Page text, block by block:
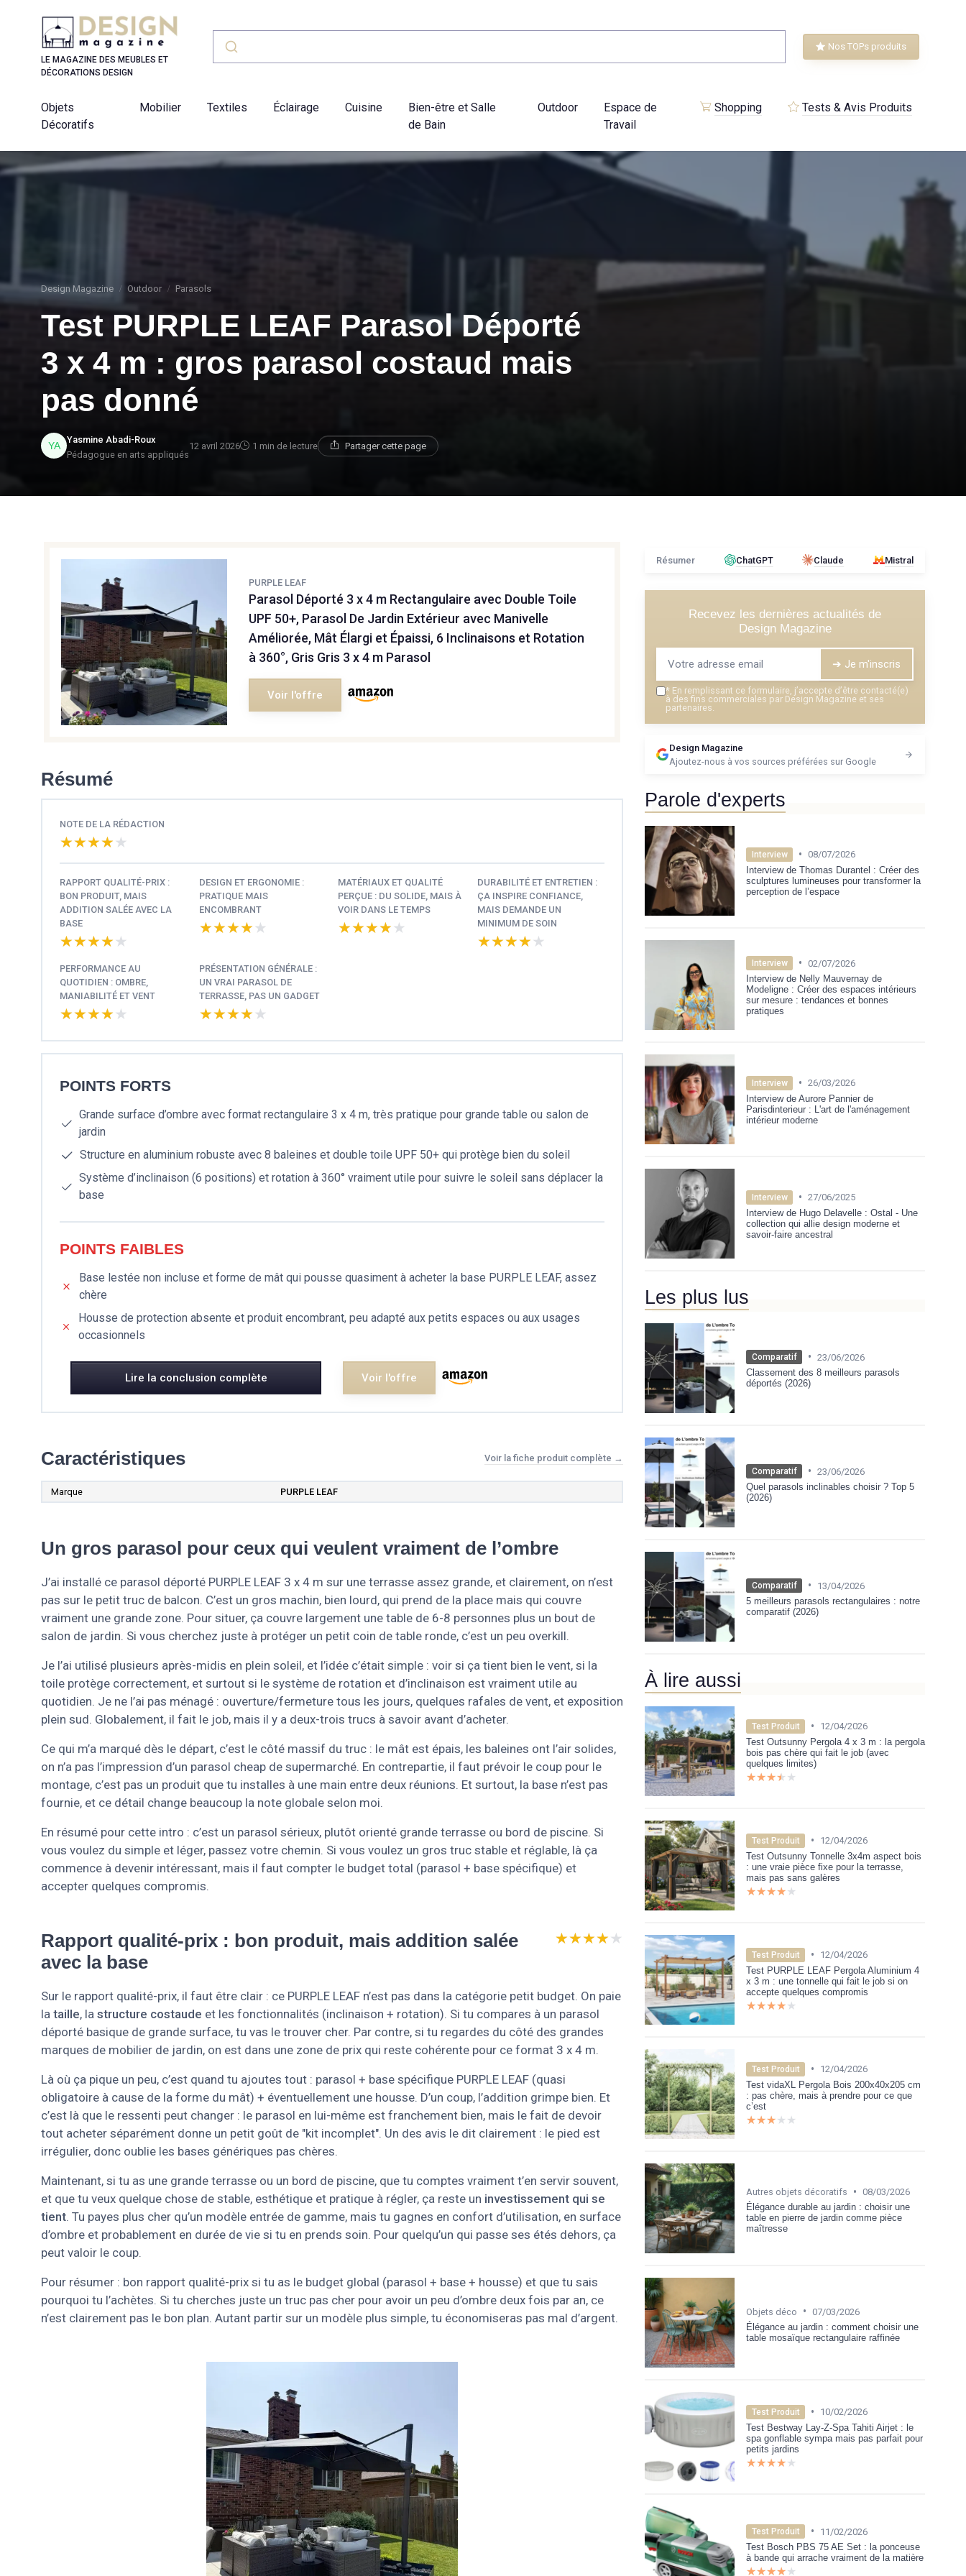
LE MAGAZINE DES MEUBLES ET
DÉCORATIONS DESIGN
Nos TOPs produits
Objets
Décoratifs
Mobilier Textiles Éclairage Cuisine
Bien-être et Salle
de Bain
Outdoor
Espace de
Travail
Shopping Tests & Avis Produits
Design Magazine Outdoor Parasols
Test PURPLE LEAF Parasol Déporté
3 x 4 m : gros parasol costaud mais
pas donné
Yasmine Abadi-Roux
Pédagogue en arts appliqués
12 avril 2026 1 min de lecture Partager cette page
PURPLE LEAF
Parasol Déporté 3 x 4 m Rectangulaire avec Double Toile
UPF 50+, Parasol De Jardin Extérieur avec Manivelle
Améliorée, Mât Élargi et Épaissi, 6 Inclinaisons et Rotation
à 360°, Gris Gris 3 x 4 m Parasol
Voir l'offre
Résumé
NOTE DE LA RÉDACTION
★★★★★
★★★★★
RAPPORT QUALITÉ-PRIX :
BON PRODUIT, MAIS
ADDITION SALÉE AVEC LA
BASE
★★★★★
★★★★★
DESIGN ET ERGONOMIE :
PRATIQUE MAIS
ENCOMBRANT
★★★★★
★★★★★
MATÉRIAUX ET QUALITÉ
PERÇUE : DU SOLIDE, MAIS À
VOIR DANS LE TEMPS
★★★★★
★★★★★
DURABILITÉ ET ENTRETIEN :
ÇA INSPIRE CONFIANCE,
MAIS DEMANDE UN
MINIMUM DE SOIN
★★★★★
★★★★★
PERFORMANCE AU
QUOTIDIEN : OMBRE,
MANIABILITÉ ET VENT
★★★★★
★★★★★
PRÉSENTATION GÉNÉRALE :
UN VRAI PARASOL DE
TERRASSE, PAS UN GADGET
★★★★★
★★★★★
POINTS FORTS
Grande surface d’ombre avec format rectangulaire 3 x 4 m, très pratique pour grande table ou salon de
jardin
Structure en aluminium robuste avec 8 baleines et double toile UPF 50+ qui protège bien du soleil
Système d’inclinaison (6 positions) et rotation à 360° vraiment utile pour suivre le soleil sans déplacer la
base
POINTS FAIBLES
Base lestée non incluse et forme de mât qui pousse quasiment à acheter la base PURPLE LEAF, assez
chère
Housse de protection absente et produit encombrant, peu adapté aux petits espaces ou aux usages
occasionnels
Lire la conclusion complète Voir l'offre
Caractéristiques Voir la fiche produit complète →
Marque PURPLE LEAF
Un gros parasol pour ceux qui veulent vraiment de l’ombre
J’ai installé ce parasol déporté PURPLE LEAF 3 x 4 m sur une terrasse assez grande, et clairement, on n’est
pas sur le petit truc de balcon. C’est un gros machin, bien lourd, qui prend de la place mais qui couvre
vraiment une grande zone. Pour situer, ça couvre largement une table de 6-8 personnes plus un bout de
salon de jardin. Si vous cherchez juste à protéger un petit coin de table ronde, c’est un peu overkill.
Je l’ai utilisé plusieurs après-midis en plein soleil, et l’idée c’était simple : voir si ça tient bien le vent, si la
toile protège correctement, et surtout si le système de rotation et d’inclinaison est vraiment utile au
quotidien. Je ne l’ai pas ménagé : ouverture/fermeture tous les jours, quelques rafales de vent, et exposition
plein sud. Globalement, il fait le job, mais il y a deux-trois trucs à savoir avant d’acheter.
Ce qui m’a marqué dès le départ, c’est le côté massif du truc : le mât est épais, les baleines ont l’air solides,
on n’a pas l’impression d’un parasol cheap de supermarché. En contrepartie, il faut prévoir le coup pour le
montage, c’est pas un produit que tu installes à une main entre deux réunions. Et surtout, la base n’est pas
fournie, et ce détail change beaucoup la note globale selon moi.
En résumé pour cette intro : c’est un parasol sérieux, plutôt orienté grande terrasse ou bord de piscine. Si
vous voulez du simple et léger, passez votre chemin. Si vous voulez un gros truc stable et réglable, là ça
commence à devenir intéressant, mais il faut compter le budget total (parasol + base spécifique) et
accepter quelques compromis.
Rapport qualité-prix : bon produit, mais addition salée
avec la base
★★★★★
★★★★★
Sur le rapport qualité-prix, il faut être clair : ce PURPLE LEAF n’est pas dans la catégorie petit budget. On paie
la taille, la structure costaude et les fonctionnalités (inclinaison + rotation). Si tu compares à un parasol
déporté basique de grande surface, tu vas le trouver cher. Par contre, si tu regardes du côté des grandes
marques de mobilier de jardin, on est dans une zone de prix qui reste cohérente pour ce format 3 x 4 m.
Là où ça pique un peu, c’est quand tu ajoutes tout : parasol + base spécifique PURPLE LEAF (quasi
obligatoire à cause de la forme du mât) + éventuellement une housse. D’un coup, l’addition grimpe bien. Et
c’est là que le ressenti peut changer : le parasol en lui-même est franchement bien, mais le fait de devoir
tout acheter séparément donne un petit goût de "kit incomplet". Un des avis le dit clairement : le pied est
irrégulier, donc oublie les bases génériques pas chères.
Maintenant, si tu as une grande terrasse ou un bord de piscine, que tu comptes vraiment t’en servir souvent,
et que tu veux quelque chose de stable, esthétique et pratique à régler, ça reste un investissement qui se
tient. Tu payes plus cher qu’un modèle entrée de gamme, mais tu gagnes en confort d’utilisation, en surface
d’ombre et probablement en durée de vie si tu en prends soin. Pour quelqu’un qui passe ses étés dehors, ça
peut valoir le coup.
Pour résumer : bon rapport qualité-prix si tu as le budget global (parasol + base + housse) et que tu sais
pourquoi tu l’achètes. Si tu cherches juste un truc pas cher pour avoir un peu d’ombre deux fois par an, ce
n’est clairement pas le bon plan. Autant partir sur un modèle plus simple, tu économiseras pas mal d’argent.
Résumer ChatGPT Claude Mistral
Recevez les dernières actualités de
Design Magazine
➔ Je m'inscris
* En remplissant ce formulaire, j’accepte d’être contacté(e)
à des fins commerciales par Design Magazine et ses
partenaires.
Design Magazine
Ajoutez-nous à vos sources préférées sur Google
Parole d'experts
Interview • 08/07/2026
Interview de Thomas Durantel : Créer des
sculptures lumineuses pour transformer la
perception de l’espace
Interview • 02/07/2026
Interview de Nelly Mauvernay de
Modeligne : Créer des espaces intérieurs
sur mesure : tendances et bonnes
pratiques
Interview • 26/03/2026
Interview de Aurore Pannier de
Parisdinterieur : L'art de l'aménagement
intérieur moderne
Interview • 27/06/2025
Interview de Hugo Delavelle : Ostal - Une
collection qui allie design moderne et
savoir-faire ancestral
Les plus lus
Comparatif • 23/06/2026
Classement des 8 meilleurs parasols
déportés (2026)
Comparatif • 23/06/2026
Quel parasols inclinables choisir ? Top 5
(2026)
Comparatif •
13/04/2026
5 meilleurs parasols rectangulaires : notre
comparatif (2026)
À lire aussi
Test Produit •
12/04/2026
Test Outsunny Pergola 4 x 3 m : la pergola
bois pas chère qui fait le job (avec
quelques limites)
★★★★★
★★★★★
Test Produit •
12/04/2026
Test Outsunny Tonnelle 3x4m aspect bois
: une vraie pièce fixe pour la terrasse,
mais pas sans galères
★★★★★
★★★★★
Test Produit •
12/04/2026
Test PURPLE LEAF Pergola Aluminium 4
x 3 m : une tonnelle qui fait le job si on
accepte quelques compromis
★★★★★
★★★★★
Test Produit •
12/04/2026
Test vidaXL Pergola Bois 200x40x205 cm
: pas chère, mais à prendre pour ce que
c’est
★★★★★
★★★★★
Autres objets décoratifs • 08/03/2026
Élégance durable au jardin : choisir une
table en pierre de jardin comme pièce
maîtresse
Objets déco • 07/03/2026
Élégance au jardin : comment choisir une
table mosaïque rectangulaire raffinée
Test Produit •
10/02/2026
Test Bestway Lay-Z-Spa Tahiti Airjet : le
spa gonflable sympa mais pas parfait pour
petits jardins
★★★★★
★★★★★
Test Produit •
11/02/2026
Test Bosch PBS 75 AE Set : la ponceuse
à bande qui arrache vraiment de la matière
★★★★★
★★★★★